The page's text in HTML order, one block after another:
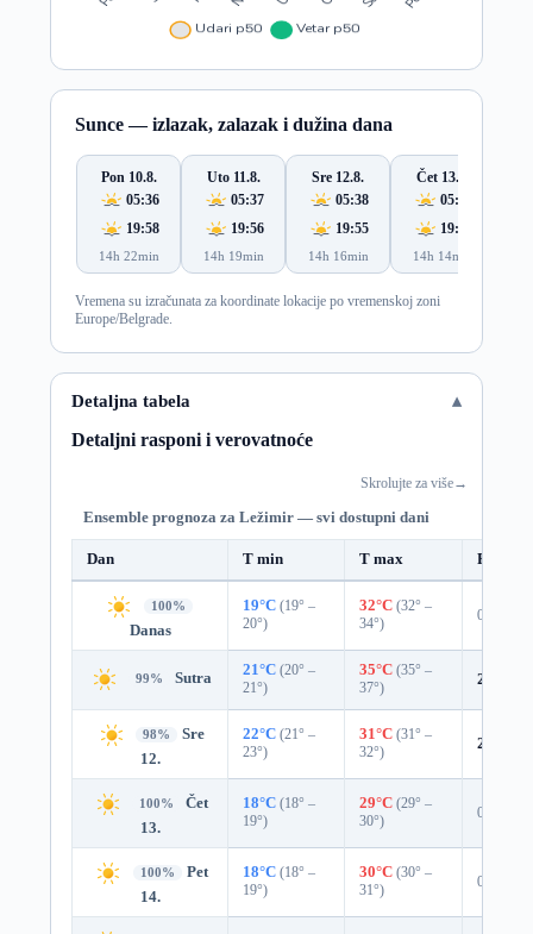
Sunce — izlazak, zalazak i dužina dana
Pon 10.8.
05:36
19:58
14h 22min
Uto 11.8.
05:37
19:56
14h 19min
Sre 12.8.
05:38
19:55
14h 16min
Čet 13.8.
05:39
19:53
14h 14min
Vremena su izračunata za koordinate lokacije po vremenskoj zoni
Europe/Belgrade.
Detaljna tabela
Detaljni rasponi i verovatnoće
Skrolujte za više→
Ensemble prognoza za Ležimir — svi dostupni dani
Dan T min T max
100%
Danas
19°C (19° –
20°)
32°C (32° –
34°)
0%
99% Sutra 21°C (20° –
21°)
35°C (35° –
37°)
2%
98%
Sre
12.
22°C (21° –
23°)
31°C (31° –
32°)
2%
100%
Čet
13.
18°C (18° –
19°)
29°C (29° –
30°)
0%
100%
Pet
14.
18°C (18° –
19°)
30°C (30° –
31°)
0%